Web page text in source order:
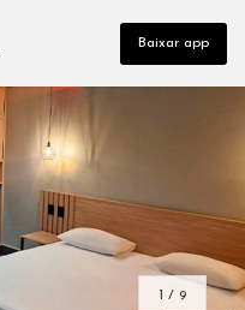
Baixar app
1 / 9